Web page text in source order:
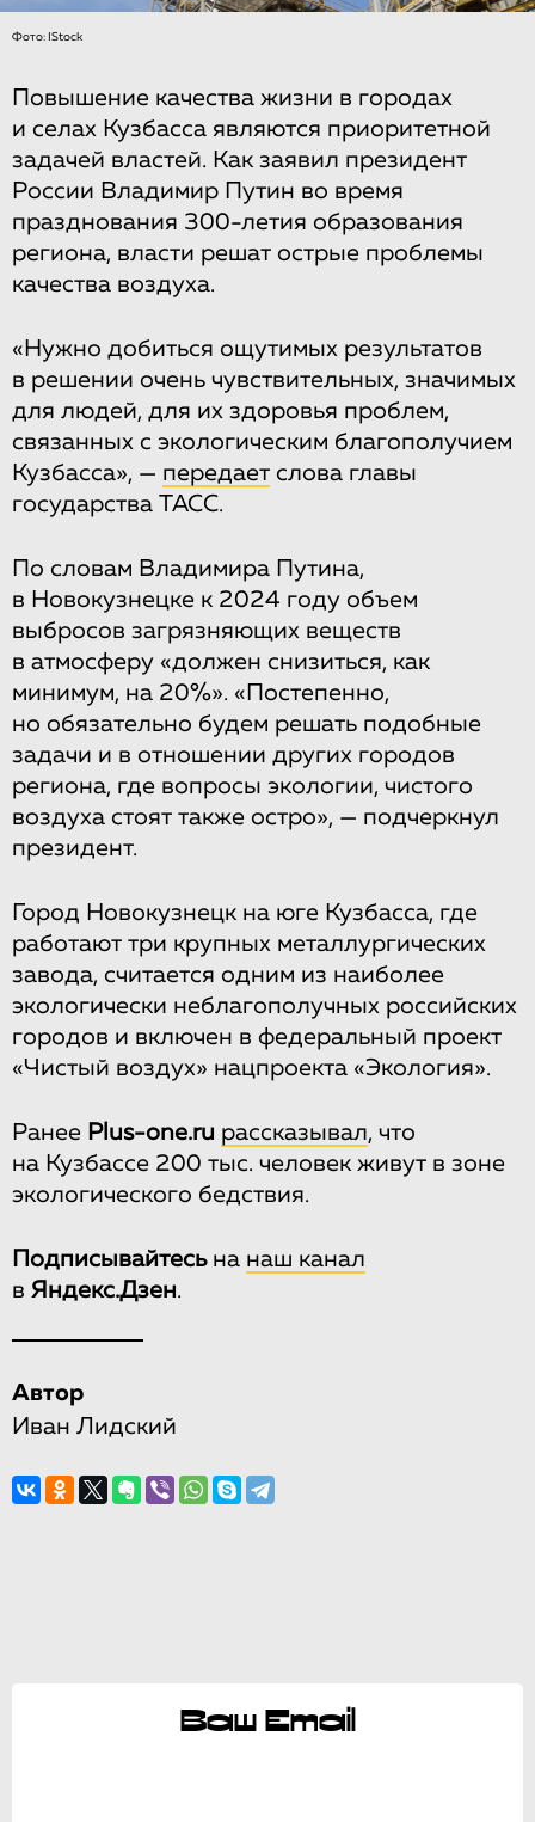
Фото: IStock
Повышение качества жизни в городах
и селах Кузбасса являются приоритетной
задачей властей. Как заявил президент
России Владимир Путин во время
празднования 300-летия образования
региона, власти решат острые проблемы
качества воздуха.
«Нужно добиться ощутимых результатов
в решении очень чувствительных, значимых
для людей, для их здоровья проблем,
связанных с экологическим благополучием
Кузбасса», — передает слова главы
государства ТАСС.
По словам Владимира Путина,
в Новокузнецке к 2024 году объем
выбросов загрязняющих веществ
в атмосферу «должен снизиться, как
минимум, на 20%». «Постепенно,
но обязательно будем решать подобные
задачи и в отношении других городов
региона, где вопросы экологии, чистого
воздуха стоят также остро», — подчеркнул
президент.
Город Новокузнецк на юге Кузбасса, где
работают три крупных металлургических
завода, считается одним из наиболее
экологически неблагополучных российских
городов и включен в федеральный проект
«Чистый воздух» нацпроекта «Экология».
Ранее Plus-one.ru рассказывал, что
на Кузбассе 200 тыс. человек живут в зоне
экологического бедствия.
Подписывайтесьна наш канал
в Яндекс.Дзен.
Автор
Иван Лидский
Ваш Email